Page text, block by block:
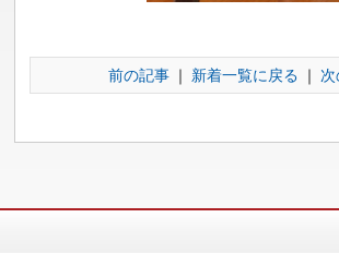
前の記事 ｜ 新着一覧に戻る ｜